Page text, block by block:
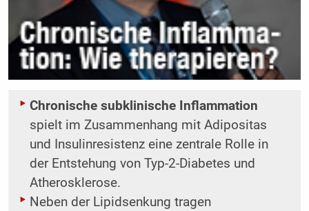
Chronische subklinische Inflammation
spielt im Zusammenhang mit Adipositas
und Insulinresistenz eine zentrale Rolle in
der Entstehung von Typ-2-Diabetes und
Atherosklerose.
Neben der Lipidsenkung tragen